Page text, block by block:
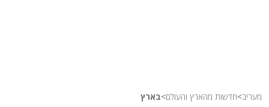
מעריב>חדשות מהארץ והעולם>בארץ